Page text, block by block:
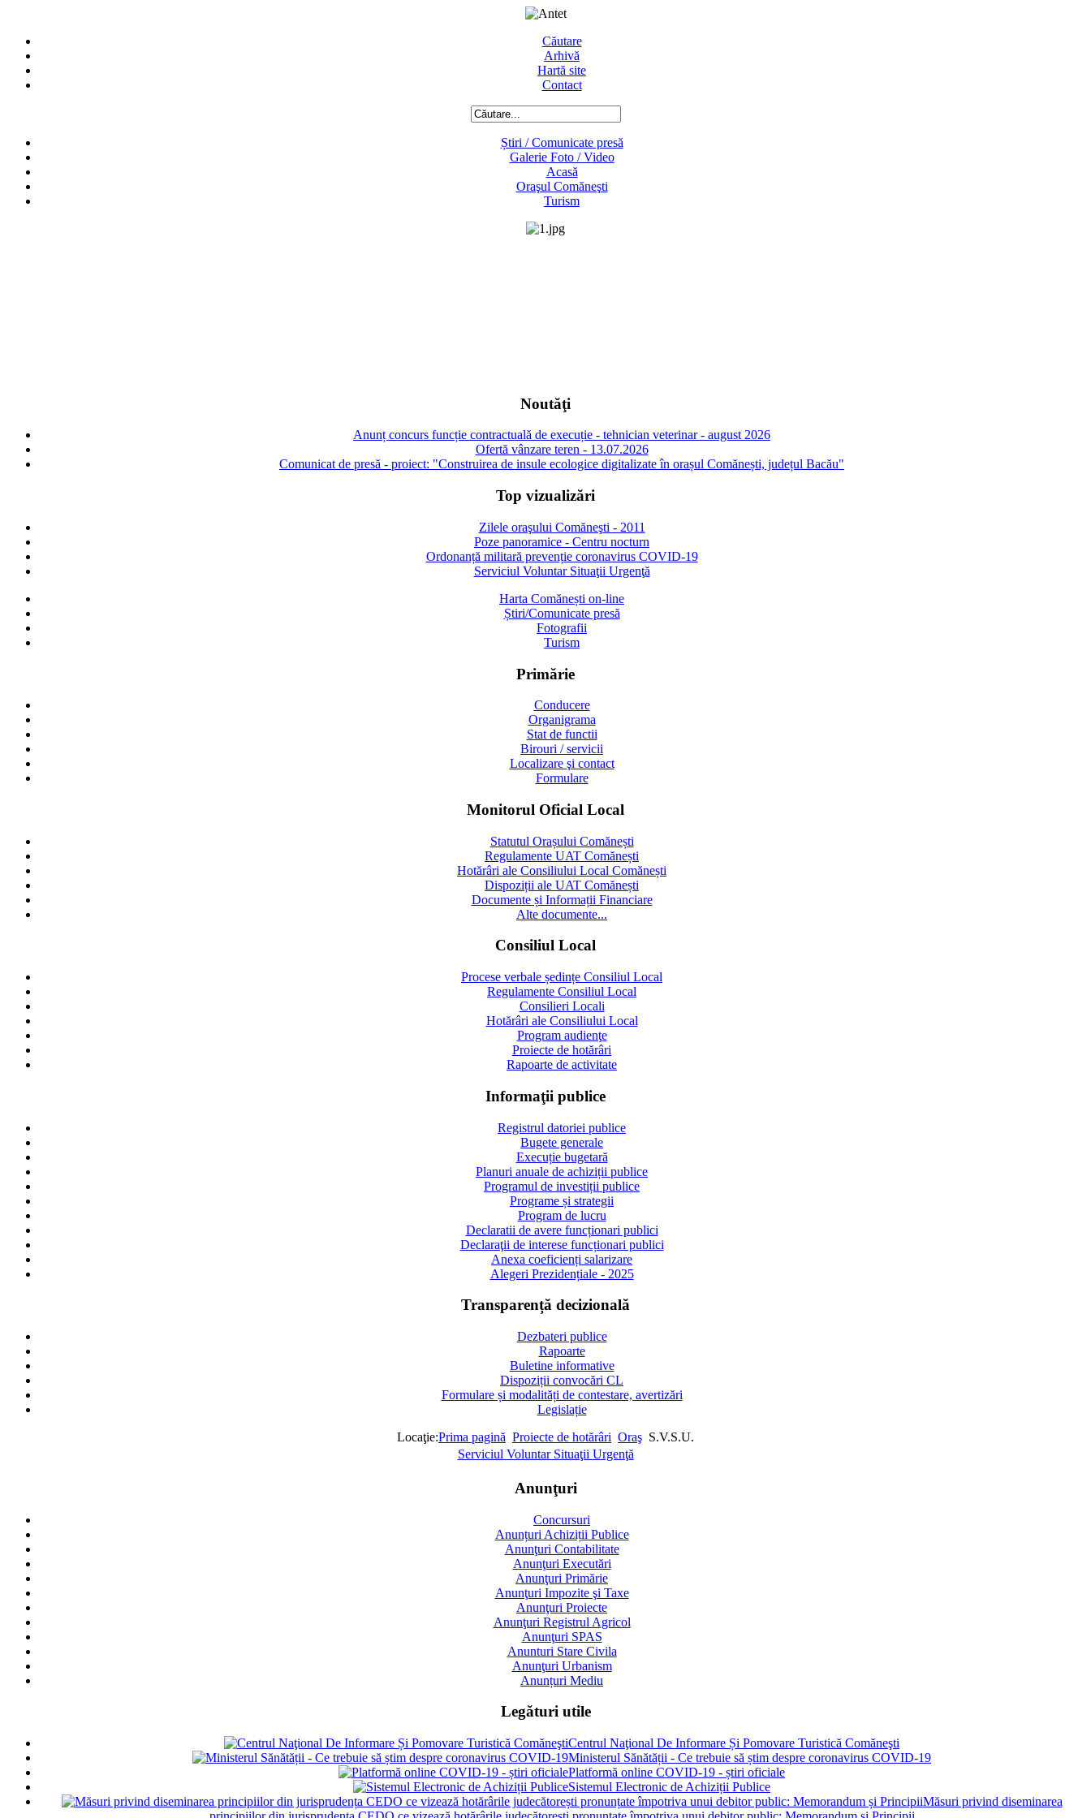
Căutare
Arhivă
Hartă site
Contact
Știri / Comunicate presă
Galerie Foto / Video
Acasă
Oraşul Comăneşti
Turism
Noutăţi
Anunț concurs funcție contractuală de execuție - tehnician veterinar - august 2026
Ofertă vânzare teren - 13.07.2026
Comunicat de presă - proiect: "Construirea de insule ecologice digitalizate în orașul Comănești, județul Bacău"
Top vizualizări
Zilele oraşului Comăneşti - 2011
Poze panoramice - Centru nocturn
Ordonanță militară prevenție coronavirus COVID-19
Serviciul Voluntar Situaţii Urgenţă
Harta Comănești on-line
Știri/Comunicate presă
Fotografii
Turism
Primărie
Conducere
Organigrama
Stat de functii
Birouri / servicii
Localizare şi contact
Formulare
Monitorul Oficial Local
Statutul Orașului Comănești
Regulamente UAT Comănești
Hotărâri ale Consiliului Local Comănești
Dispoziții ale UAT Comănești
Documente și Informații Financiare
Alte documente...
Consiliul Local
Procese verbale ședințe Consiliul Local
Regulamente Consiliul Local
Consilieri Locali
Hotărâri ale Consiliului Local
Program audienţe
Proiecte de hotărâri
Rapoarte de activitate
Informaţii publice
Registrul datoriei publice
Bugete generale
Execuție bugetară
Planuri anuale de achiziții publice
Programul de investiții publice
Programe și strategii
Program de lucru
Declaratii de avere funcționari publici
Declaraţii de interese funcționari publici
Anexa coeficienți salarizare
Alegeri Prezidențiale - 2025
Transparență decizională
Dezbateri publice
Rapoarte
Buletine informative
Dispoziții convocări CL
Formulare și modalități de contestare, avertizări
Legislație
Locaţie:Prima pagină Proiecte de hotărâri Oraş S.V.S.U.
Serviciul Voluntar Situaţii Urgenţă
Anunţuri
Concursuri
Anunțuri Achiziții Publice
Anunţuri Contabilitate
Anunţuri Executări
Anunţuri Primărie
Anunţuri Impozite şi Taxe
Anunţuri Proiecte
Anunţuri Registrul Agricol
Anunţuri SPAS
Anunturi Stare Civila
Anunţuri Urbanism
Anunțuri Mediu
Legături utile
Centrul Naţional De Informare Și Pomovare Turistică Comăneşti
Ministerul Sănătății - Ce trebuie să știm despre coronavirus COVID-19
Platformă online COVID-19 - știri oficiale
Sistemul Electronic de Achiziții Publice
Măsuri privind diseminarea